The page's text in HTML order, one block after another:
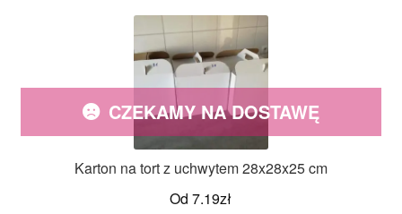
Karton na tort z uchwytem 28x28x25 cm
Od7.19zł
CZEKAMY NA DOSTAWĘ